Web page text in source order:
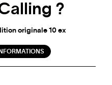
?
originale 10 ex